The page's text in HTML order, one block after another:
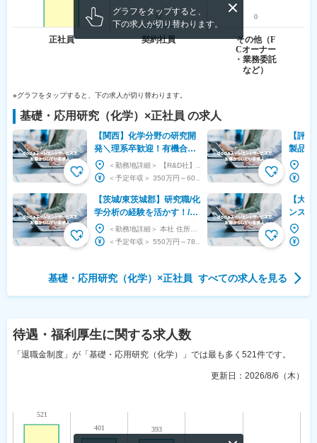
グラフをタップすると、
下の求人が切り替わります。
※グラフをタップすると、下の求人が切り替わります。
基礎・応用研究（化学） ×正社員 の求人
【関西】化学分野の研究開
発＼理系卒歓迎！有機合成
経験活かす／正社員＊残業
5.4ｈ＊キャリア支援◎
【茨城/東茨城郡】研究職/化
学分析の経験を活かす！/放
射性廃棄物の研究/年休126
日/マイカー通勤可
【評
製品や
プラ
クス有
【大
ンス
リン
日祝休
基礎・応用研究（化学） ×正社員 すべての求人を見る
待遇・福利厚生に関する求人数
「退職金制度」が「基礎・応用研究（化学）」では最も多く521件です。
更新日： 2026/8/6（木）